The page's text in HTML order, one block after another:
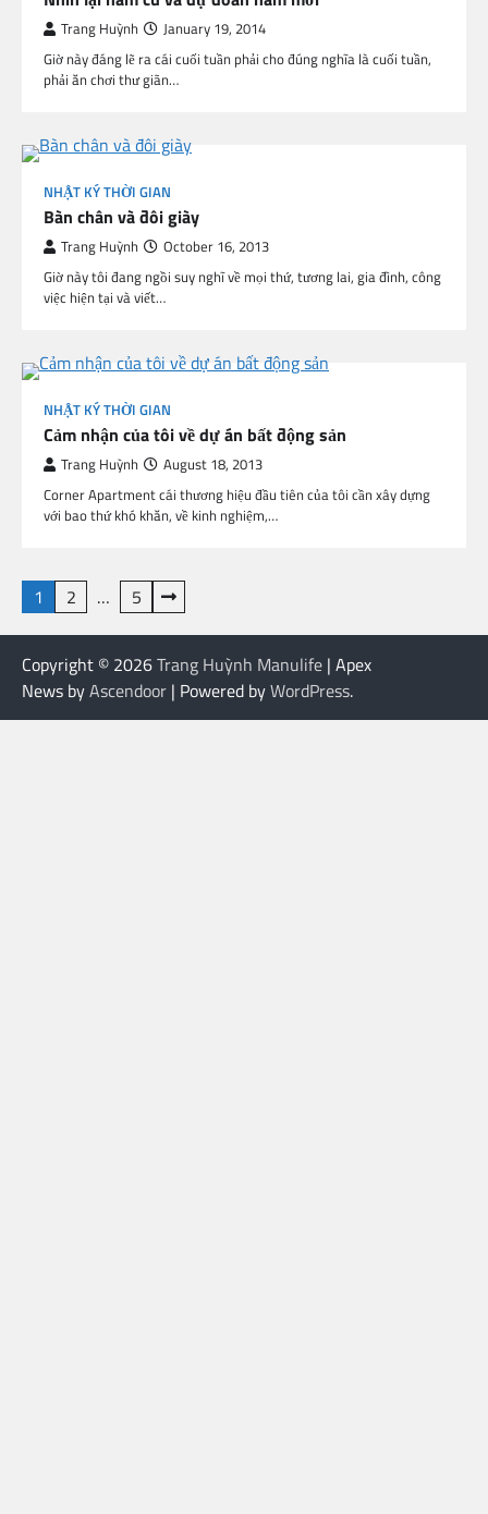
Trang Huỳnh January 19, 2014
Giờ này đáng lẽ ra cái cuối tuần phải cho đúng nghĩa là cuối tuần,
phải ăn chơi thư giãn…
NHẬT KÝ THỜI GIAN
Bàn chân và đôi giày
Trang Huỳnh October 16, 2013
Giờ này tôi đang ngồi suy nghĩ về mọi thứ, tương lai, gia đình, công
việc hiện tại và viết…
NHẬT KÝ THỜI GIAN
Cảm nhận của tôi về dự án bất động sản
Trang Huỳnh August 18, 2013
Corner Apartment cái thương hiệu đầu tiên của tôi cần xây dựng
với bao thứ khó khăn, về kinh nghiệm,…
Posts
pagination
1 2 … 5
Copyright © 2026Trang Huỳnh Manulife | Apex
News byAscendoor | Powered byWordPress.